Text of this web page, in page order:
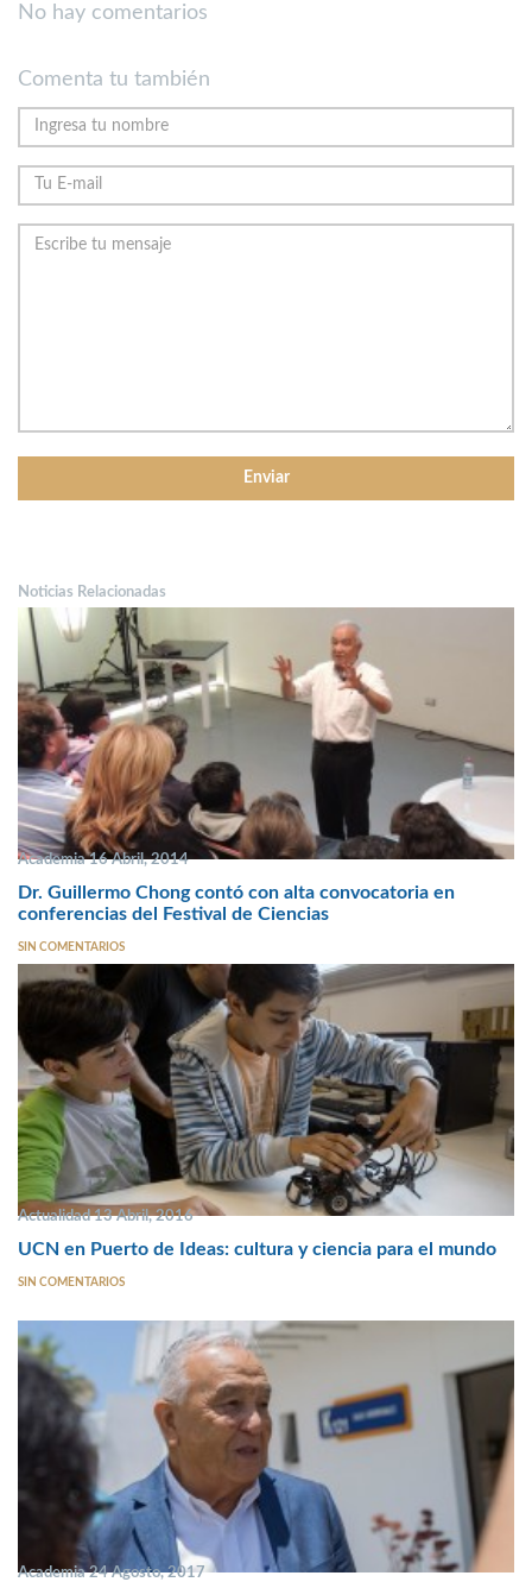
No hay comentarios
Comenta tu también
Noticias Relacionadas
Academia 16 Abril, 2014
Dr. Guillermo Chong contó con alta convocatoria en
conferencias del Festival de Ciencias
SIN COMENTARIOS
Actualidad 13 Abril, 2016
UCN en Puerto de Ideas: cultura y ciencia para el mundo
SIN COMENTARIOS
Academia 24 Agosto, 2017